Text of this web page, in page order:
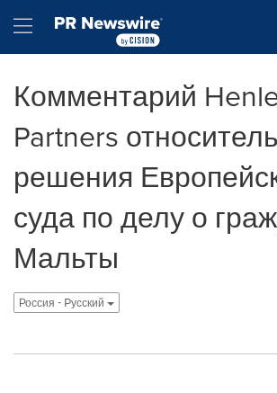
Hamburger menu
Комментарий
Partners
решения
суда по делу о
Мальты
Россия - Pусский